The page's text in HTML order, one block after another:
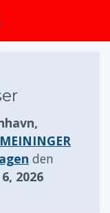
MEININGER
den
2026